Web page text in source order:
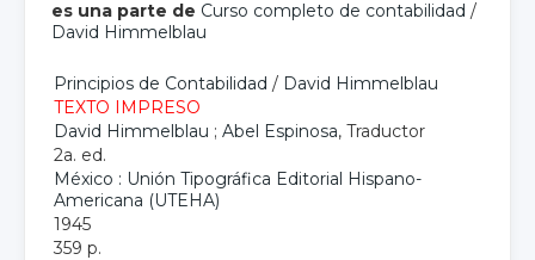
es una parte de Curso completo de contabilidad /
David Himmelblau
Principios de Contabilidad / David Himmelblau
TEXTO IMPRESO
David Himmelblau ; Abel Espinosa, Traductor
2a. ed.
México : Unión Tipográfica Editorial Hispano-
Americana (UTEHA)
1945
359 p.